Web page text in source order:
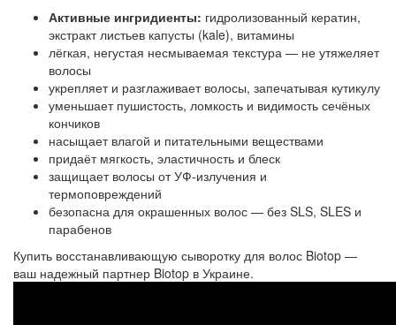
Активные ингридиенты: гидролизованный кератин,
экстракт листьев капусты (kale), витамины
лёгкая, негустая несмываемая текстура — не утяжеляет
волосы
укрепляет и разглаживает волосы, запечатывая кутикулу
уменьшает пушистость, ломкость и видимость сечёных
кончиков
насыщает влагой и питательными веществами
придаёт мягкость, эластичность и блеск
защищает волосы от УФ-излучения и
термоповреждений
безопасна для окрашенных волос — без SLS, SLES и
парабенов
Купить восстанавливающую сыворотку для волос Biotop —
ваш надежный партнер Biotop в Украине.